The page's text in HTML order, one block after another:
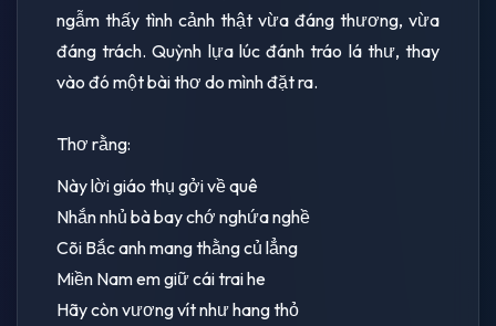
ngẫm thấy tình cảnh thật vừa đáng thương, vừa
đáng trách. Quỳnh lựa lúc đánh tráo lá thư, thay
vào đó một bài thơ do mình đặt ra.
Thơ rằng:
Này lời giáo thụ gởi về quê
Nhắn nhủ bà bay chớ nghứa nghề
Cõi Bắc anh mang thằng củ lẳng
Miền Nam em giữ cái trai he
Hãy còn vương vít như hang thỏ